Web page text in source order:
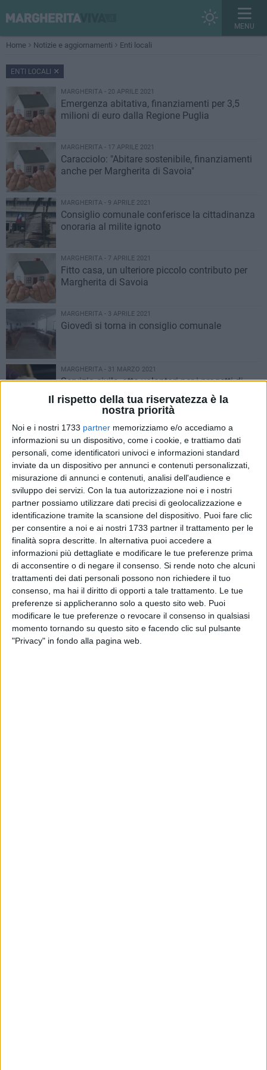
Il rispetto della tua riservatezza è la
nostra priorità
Noi e i nostri 1733 partner memorizziamo e/o accediamo a
informazioni su un dispositivo, come i cookie, e trattiamo dati
personali, come identificatori univoci e informazioni standard
inviate da un dispositivo per annunci e contenuti personalizzati,
misurazione di annunci e contenuti, analisi dell'audience e
sviluppo dei servizi. Con la tua autorizzazione noi e i nostri
partner possiamo utilizzare dati precisi di geolocalizzazione e
identificazione tramite la scansione del dispositivo. Puoi fare clic
per consentire a noi e ai nostri 1733 partner il trattamento per le
finalità sopra descritte. In alternativa puoi accedere a
informazioni più dettagliate e modificare le tue preferenze prima
di acconsentire o di negare il consenso. Si rende noto che alcuni
trattamenti dei dati personali possono non richiedere il tuo
consenso, ma hai il diritto di opporti a tale trattamento. Le tue
preferenze si applicheranno solo a questo sito web. Puoi
modificare le tue preferenze o revocare il consenso in qualsiasi
momento tornando su questo sito e facendo clic sul pulsante
"Privacy" in fondo alla pagina web.
MENU
Home Notizie e aggiornamenti Enti locali
ENTI LOCALI
MARGHERITA - 20 APRILE 2021
Emergenza abitativa, finanziamenti per 3,5
milioni di euro dalla Regione Puglia
MARGHERITA - 17 APRILE 2021
Caracciolo: "Abitare sostenibile, finanziamenti
anche per Margherita di Savoia"
MARGHERITA - 9 APRILE 2021
Consiglio comunale conferisce la cittadinanza
onoraria al milite ignoto
MARGHERITA - 7 APRILE 2021
Fitto casa, un ulteriore piccolo contributo per
Margherita di Savoia
MARGHERITA - 3 APRILE 2021
Giovedì si torna in consiglio comunale
MARGHERITA - 31 MARZO 2021
Servizio civile, otto volontari per i progetti di
assistenza a favore di minori e anziani
MARGHERITA - 23 MARZO 2021
Lodispoto in Consiglio: «Riscontri
incoraggianti sul monitoraggio Corte dei Conti»
MARGHERITA - 8 MARZO 2021
Messa in sicurezza del territorio, in arrivo fondi
per Margherita di Savoia e Trinitapoli
MARGHERITA - 25 FEBBRAIO 2021
Mitigazione del rischio idrogeologico, in arrivo
due milioni e mezzo per Margherita di Savoia
MARGHERITA - 17 FEBBRAIO 2021
Da Dg a Commissario, Alessandro Delle Donne
resta alla guida dell'Asl Bt
MARGHERITA - 11 FEBBRAIO 2021